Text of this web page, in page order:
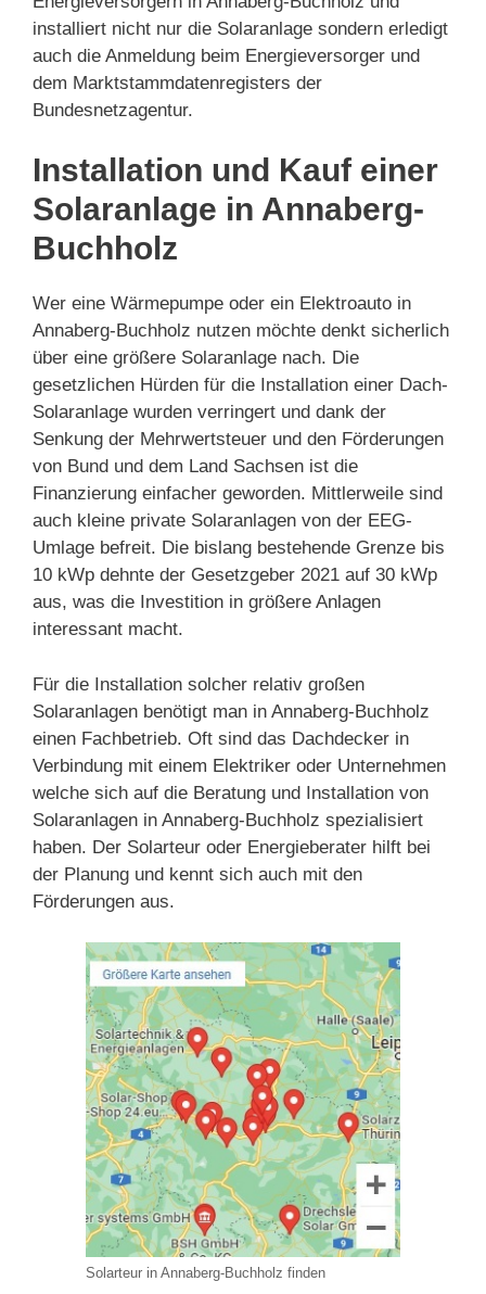
installiert nicht nur die Solaranlage sondern erledigt
auch die Anmeldung beim Energieversorger und
dem Marktstammdatenregisters der
Bundesnetzagentur.
Installation und Kauf einer
Solaranlage in Annaberg-
Buchholz
Wer eine Wärmepumpe oder ein Elektroauto in
Annaberg-Buchholz nutzen möchte denkt sicherlich
über eine größere Solaranlage nach. Die
gesetzlichen Hürden für die Installation einer Dach-
Solaranlage wurden verringert und dank der
Senkung der Mehrwertsteuer und den Förderungen
von Bund und dem Land Sachsen ist die
Finanzierung einfacher geworden. Mittlerweile sind
auch kleine private Solaranlagen von der EEG-
Umlage befreit. Die bislang bestehende Grenze bis
10 kWp dehnte der Gesetzgeber 2021 auf 30 kWp
aus, was die Investition in größere Anlagen
interessant macht.
Für die Installation solcher relativ großen
Solaranlagen benötigt man in Annaberg-Buchholz
einen Fachbetrieb. Oft sind das Dachdecker in
Verbindung mit einem Elektriker oder Unternehmen
welche sich auf die Beratung und Installation von
Solaranlagen in Annaberg-Buchholz spezialisiert
haben. Der Solarteur oder Energieberater hilft bei
der Planung und kennt sich auch mit den
Förderungen aus.
Solarteur in Annaberg-Buchholz finden